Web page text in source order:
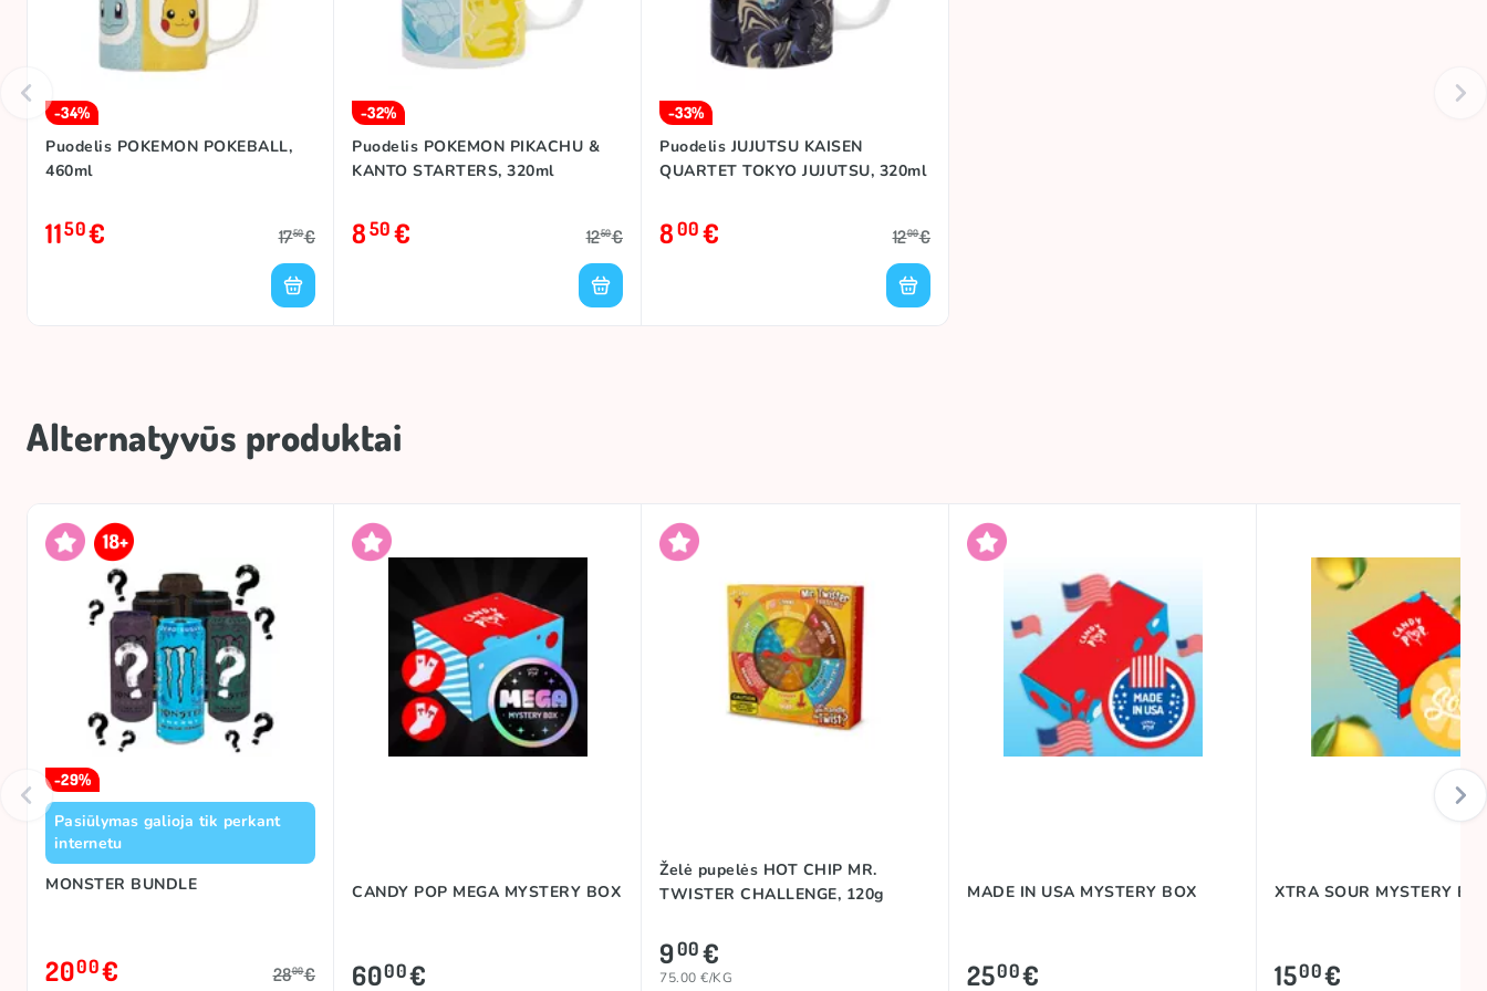
-34%
Puodelis POKEMON POKEBALL,
460ml
1150€ 1750€
-32%
Puodelis POKEMON PIKACHU &
KANTO STARTERS, 320ml
850€ 1250€
-33%
Puodelis JUJUTSU KAISEN
QUARTET TOKYO JUJUTSU, 320ml
800€ 1200€
Alternatyvūs produktai
-29%
Pasiūlymas galioja tik perkant
internetu
MONSTER BUNDLE
2000€ 2800€
CANDY POP MEGA MYSTERY BOX
6000€
Želė pupelės HOT CHIP MR.
TWISTER CHALLENGE, 120g
900€
75.00 €/KG
MADE IN USA MYSTERY BOX
2500€
XTRA SOUR MYSTERY
1500€